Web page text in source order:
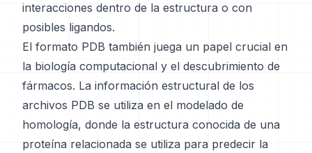
interacciones dentro de la estructura o con
posibles ligandos.
El formato PDB también juega un papel crucial en
la biología computacional y el descubrimiento de
fármacos. La información estructural de los
archivos PDB se utiliza en el modelado de
homología, donde la estructura conocida de una
proteína relacionada se utiliza para predecir la